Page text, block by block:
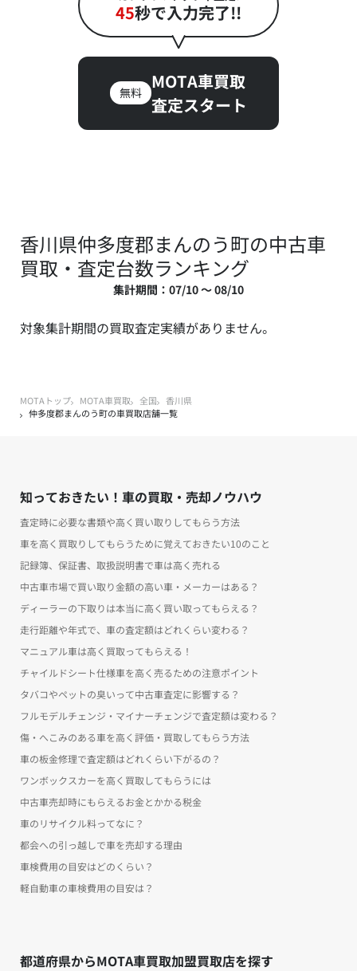
45秒で入力完了!!
無料
MOTA車買取
査定スタート
香川県仲多度郡まんのう町の中古車
買取・査定台数ランキング
集計期間：07/10 ～ 08/10
対象集計期間の買取査定実績がありません。
MOTAトップ MOTA車買取 全国
香川県
仲多度郡まんのう町の車買取店舗一覧
知っておきたい！車の買取・売却ノウハウ
査定時に必要な書類や高く買い取りしてもらう方法
車を高く買取りしてもらうために覚えておきたい10のこと
記録簿、保証書、取扱説明書で車は高く売れる
中古車市場で買い取り金額の高い車・メーカーはある？
ディーラーの下取りは本当に高く買い取ってもらえる？
走行距離や年式で、車の査定額はどれくらい変わる？
マニュアル車は高く買取ってもらえる！
チャイルドシート仕様車を高く売るための注意ポイント
タバコやペットの臭いって中古車査定に影響する？
フルモデルチェンジ・マイナーチェンジで査定額は変わる？
傷・へこみのある車を高く評価・買取してもらう方法
車の板金修理で査定額はどれくらい下がるの？
ワンボックスカーを高く買取してもらうには
中古車売却時にもらえるお金とかかる税金
車のリサイクル料ってなに？
都会への引っ越しで車を売却する理由
車検費用の目安はどのくらい？
軽自動車の車検費用の目安は？
都道府県からMOTA車買取加盟買取店を探す